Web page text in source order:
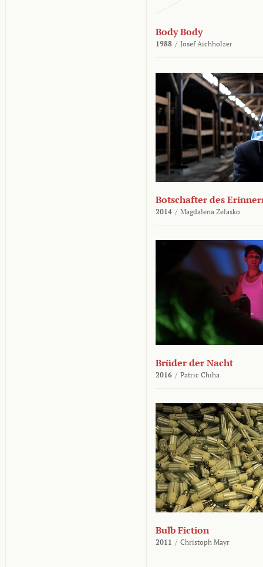
Body Body
1988 / Josef Aichholzer
Botschafter des
2014 / Magdalena Żelasko
Brüder der Nacht
2016 / Patric Chiha
Bulb Fiction
2011 / Christoph Mayr